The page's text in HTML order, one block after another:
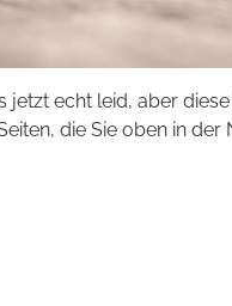
jetzt echt leid, aber
die Sie oben in der